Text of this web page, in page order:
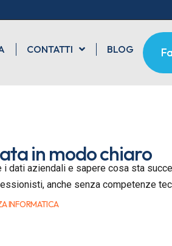
CONTATTI BLOG
in modo chiaro
aziendali e sapere cosa sta
anche senza competenze
INFORMATICA